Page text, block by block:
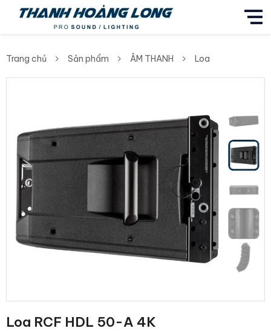
Trang chủ Sản phẩm ÂM THANH Loa
Loa RCF HDL 50-A 4K